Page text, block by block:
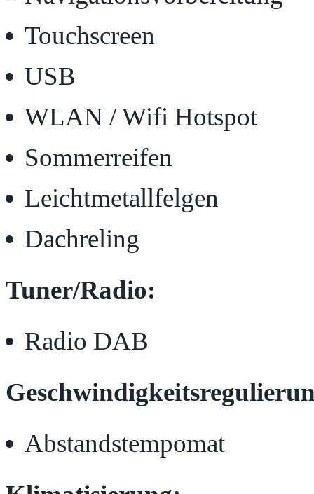
Touchscreen
USB
WLAN / Wifi Hotspot
Sommerreifen
Leichtmetallfelgen
Dachreling
Tuner/Radio:
Radio DAB
Abstandstempomat